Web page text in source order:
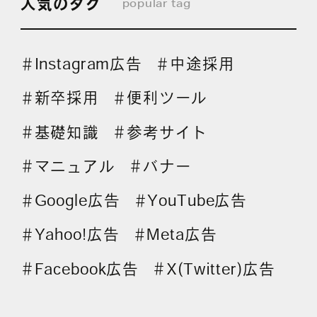
人気のタグ popular tag
＃ Instagram広告 ＃ 中途採用
＃ 新卒採用 ＃ 便利ツール
＃ 基礎知識 ＃ 参考サイト
＃ マニュアル ＃ バナー
＃ Google広告 ＃YouTube広告
＃ Yahoo!広告 ＃ Meta広告
＃ Facebook広告 ＃ X(Twitter)広告